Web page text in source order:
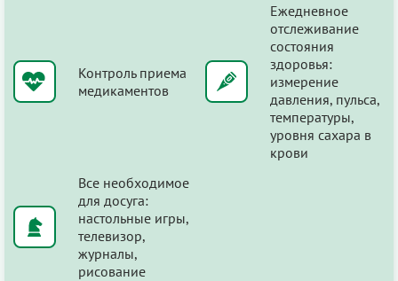
Контроль приема
медикаментов
Ежедневное
отслеживание
состояния
здоровья:
измерение
давления, пульса,
температуры,
уровня сахара в
крови
Все необходимое
для досуга:
настольные игры,
телевизор,
журналы,
рисование